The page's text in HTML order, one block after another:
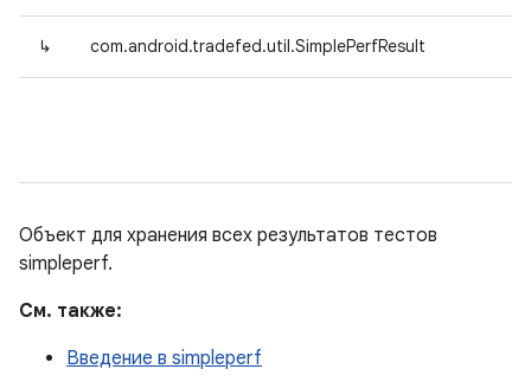
↳ com.android.tradefed.util.SimplePerfResult
Объект для хранения всех результатов тестов
simpleperf.
См. также:
Введение в simpleperf